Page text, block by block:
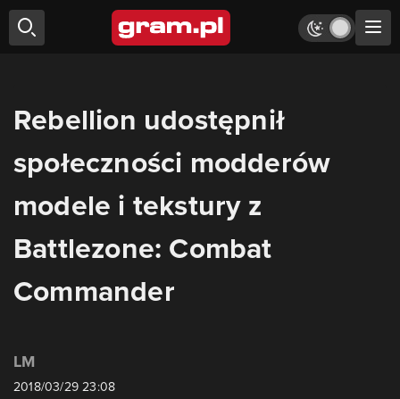
Rebellion udostępnił
społeczności modderów
modele i tekstury z
Battlezone: Combat
Commander
LM
2018/03/29 23:08